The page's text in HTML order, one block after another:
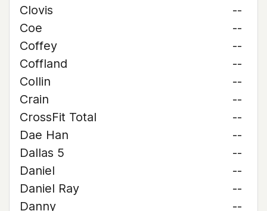
Clovis
--
Coe
--
Coffey
--
Coffland
--
Collin
--
Crain
--
CrossFit Total
--
Dae Han
--
Dallas 5
--
Daniel
--
Daniel Ray
--
Danny
--